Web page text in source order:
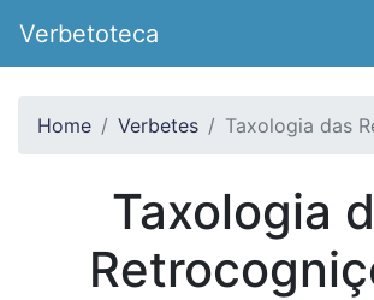
Verbetoteca
Home Verbetes Taxologia das
Taxologia